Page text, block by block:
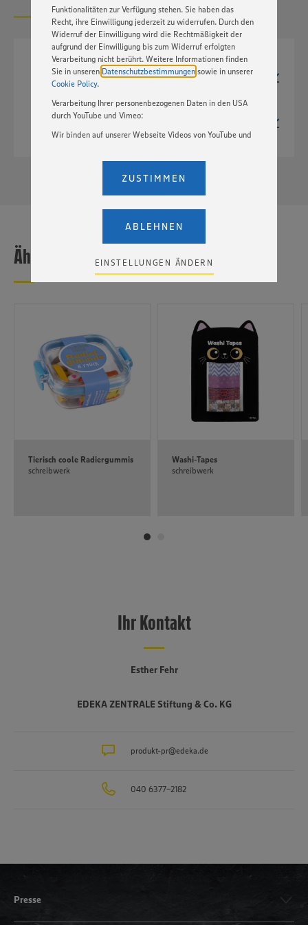
Funktionalitäten zur Verfügung stehen. Sie haben das
Recht, ihre Einwilligung jederzeit zu widerrufen. Durch den
Widerruf der Einwilligung wird die Rechtmäßigkeit der
aufgrund der Einwilligung bis zum Widerruf erfolgten
Verarbeitung nicht berührt. Weitere Informationen finden
Sie in unseren Datenschutzbestimmungen sowie in unserer
Cookie Policy.
Verarbeitung Ihrer personenbezogenen Daten in den USA
durch YouTube und Vimeo:
Wir binden auf unserer Webseite Videos von YouTube und
Einstellungen bezüglich YouTube und Vimeo zu ändern,
ein, dass Ihre Daten (IP-Adresse, Zeitstempel, ggf.
Nutzerverhalten auf unserer Webseite) an die Anbieter der
Dienste YouTube und Vimeo in den USA übermittelt und
dort verarbeitet werden. Der EuGH sieht die USA als Land
angemessenen Datenschutzniveau an. Es besteht das
Risiko eines Zugriffs durch US-amerikanische Behörden.
Zudem wissen wir nicht genau, wie die Anbieter der
genannten Dienste Ihre Daten verarbeiten. Weitere
Policy unter den Stichworten „YouTube” und „Vimeo”.
EINSTELLUNGEN ÄNDERN
ABLEHNEN
ZUSTIMMEN
TIF
1417px x 2311px
JPG
1417px x 2311px
885 kB
Ähnliche Produkte
Tierisch coole Radiergummis
schreibwerk
Washi-Tapes
schreibwerk
Ihr Kontakt
Esther Fehr
EDEKA ZENTRALE Stiftung & Co. KG
produkt-pr@edeka.de
040 6377-2182
Presse